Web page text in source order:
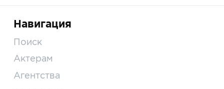
Навигация
Поиск
Актерам
Агентства